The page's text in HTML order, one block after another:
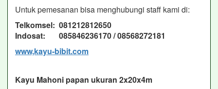
Untuk pemesanan bisa menghubungi staff kami di:
Telkomsel: 081212812650
Indosat: 085846236170 / 08568272181
www,kayu-bibit.com
Kayu Mahoni papan ukuran 2x20x4m